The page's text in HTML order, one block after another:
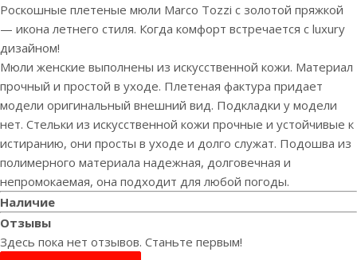
Роскошные плетеные мюли Marco Tozzi с золотой пряжкой
— икона летнего стиля. Когда комфорт встречается с luxury
дизайном!
Мюли женские выполнены из искусственной кожи. Материал
прочный и простой в уходе. Плетеная фактура придает
модели оригинальный внешний вид. Подкладки у модели
нет. Стельки из искусственной кожи прочные и устойчивые к
истиранию, они просты в уходе и долго служат. Подошва из
полимерного материала надежная, долговечная и
непромокаемая, она подходит для любой погоды.
Наличие
Отзывы
Здесь пока нет отзывов. Станьте первым!